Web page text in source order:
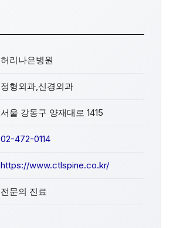
허리나은병원
정형외과,신경외과
서울 강동구 양재대로 1415
02-472-0114
https://www.ctlspine.co.kr/
전문의 진료